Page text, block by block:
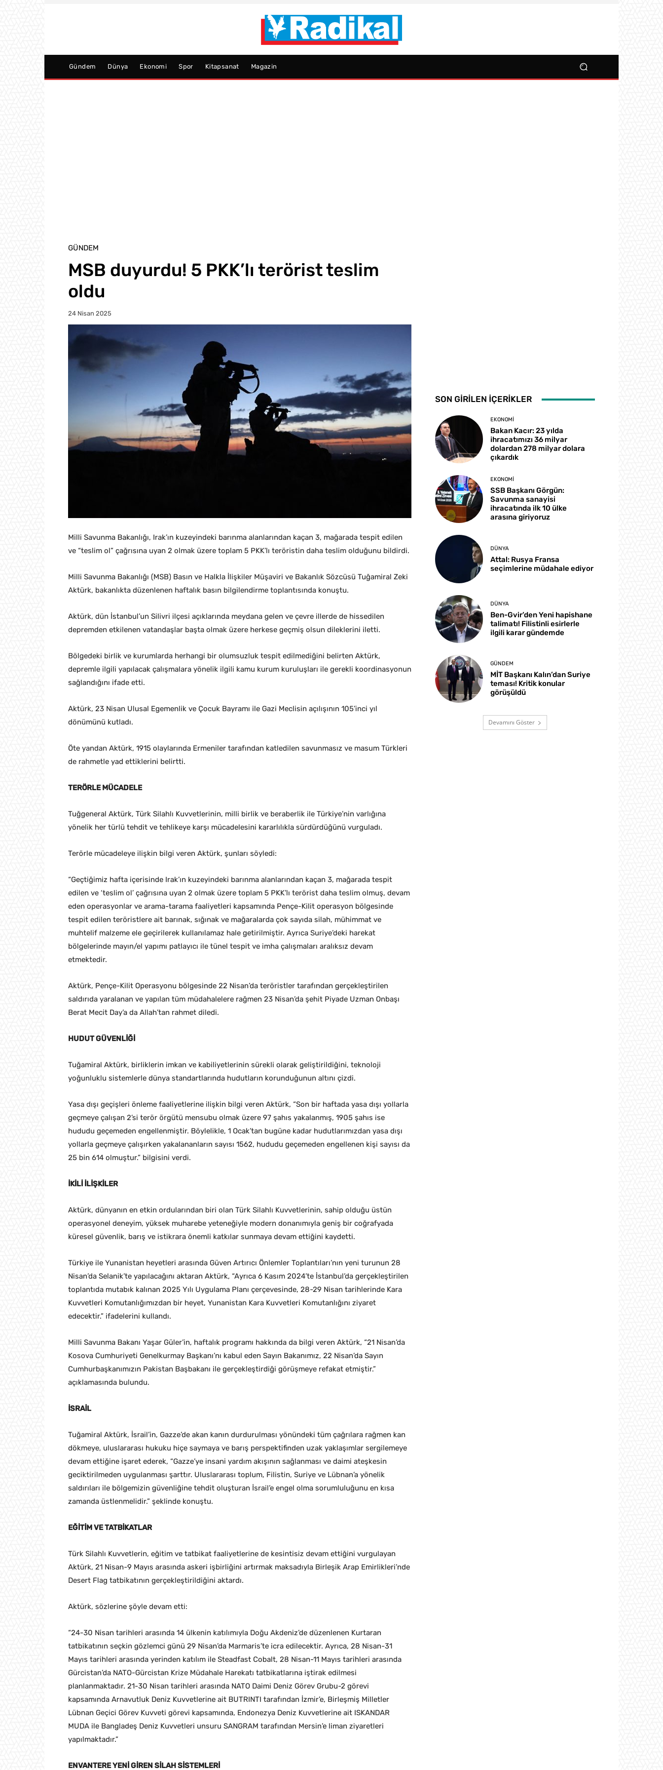
Gündem Dünya Ekonomi Spor Kitapsanat Magazin
GÜNDEM
MSB duyurdu! 5 PKK’lı terörist teslim
oldu
24 Nisan 2025
Milli Savunma Bakanlığı, Irak’ın kuzeyindeki barınma alanlarından kaçan 3, mağarada tespit edilen
ve “teslim ol” çağrısına uyan 2 olmak üzere toplam 5 PKK’lı teröristin daha teslim olduğunu bildirdi.
Milli Savunma Bakanlığı (MSB) Basın ve Halkla İlişkiler Müşaviri ve Bakanlık Sözcüsü Tuğamiral Zeki
Aktürk, bakanlıkta düzenlenen haftalık basın bilgilendirme toplantısında konuştu.
Aktürk, dün İstanbul’un Silivri ilçesi açıklarında meydana gelen ve çevre illerde de hissedilen
depremden etkilenen vatandaşlar başta olmak üzere herkese geçmiş olsun dileklerini iletti.
Bölgedeki birlik ve kurumlarda herhangi bir olumsuzluk tespit edilmediğini belirten Aktürk,
depremle ilgili yapılacak çalışmalara yönelik ilgili kamu kurum kuruluşları ile gerekli koordinasyonun
sağlandığını ifade etti.
Aktürk, 23 Nisan Ulusal Egemenlik ve Çocuk Bayramı ile Gazi Meclisin açılışının 105’inci yıl
dönümünü kutladı.
Öte yandan Aktürk, 1915 olaylarında Ermeniler tarafından katledilen savunmasız ve masum Türkleri
de rahmetle yad ettiklerini belirtti.
TERÖRLE MÜCADELE
Tuğgeneral Aktürk, Türk Silahlı Kuvvetlerinin, milli birlik ve beraberlik ile Türkiye’nin varlığına
yönelik her türlü tehdit ve tehlikeye karşı mücadelesini kararlılıkla sürdürdüğünü vurguladı.
Terörle mücadeleye ilişkin bilgi veren Aktürk, şunları söyledi:
“Geçtiğimiz hafta içerisinde Irak’ın kuzeyindeki barınma alanlarından kaçan 3, mağarada tespit
edilen ve ‘teslim ol’ çağrısına uyan 2 olmak üzere toplam 5 PKK’lı terörist daha teslim olmuş, devam
eden operasyonlar ve arama-tarama faaliyetleri kapsamında Pençe-Kilit operasyon bölgesinde
tespit edilen teröristlere ait barınak, sığınak ve mağaralarda çok sayıda silah, mühimmat ve
muhtelif malzeme ele geçirilerek kullanılamaz hale getirilmiştir. Ayrıca Suriye’deki harekat
bölgelerinde mayın/el yapımı patlayıcı ile tünel tespit ve imha çalışmaları aralıksız devam
etmektedir.
Aktürk, Pençe-Kilit Operasyonu bölgesinde 22 Nisan’da teröristler tarafından gerçekleştirilen
saldırıda yaralanan ve yapılan tüm müdahalelere rağmen 23 Nisan’da şehit Piyade Uzman Onbaşı
Berat Mecit Day’a da Allah’tan rahmet diledi.
HUDUT GÜVENLİĞİ
Tuğamiral Aktürk, birliklerin imkan ve kabiliyetlerinin sürekli olarak geliştirildiğini, teknoloji
yoğunluklu sistemlerle dünya standartlarında hudutların korunduğunun altını çizdi.
Yasa dışı geçişleri önleme faaliyetlerine ilişkin bilgi veren Aktürk, “Son bir haftada yasa dışı yollarla
geçmeye çalışan 2’si terör örgütü mensubu olmak üzere 97 şahıs yakalanmış, 1905 şahıs ise
hududu geçemeden engellenmiştir. Böylelikle, 1 Ocak’tan bugüne kadar hudutlarımızdan yasa dışı
yollarla geçmeye çalışırken yakalananların sayısı 1562, hududu geçemeden engellenen kişi sayısı da
25 bin 614 olmuştur.” bilgisini verdi.
İKİLİ İLİŞKİLER
Aktürk, dünyanın en etkin ordularından biri olan Türk Silahlı Kuvvetlerinin, sahip olduğu üstün
operasyonel deneyim, yüksek muharebe yeteneğiyle modern donanımıyla geniş bir coğrafyada
küresel güvenlik, barış ve istikrara önemli katkılar sunmaya devam ettiğini kaydetti.
Türkiye ile Yunanistan heyetleri arasında Güven Artırıcı Önlemler Toplantıları’nın yeni turunun 28
Nisan’da Selanik’te yapılacağını aktaran Aktürk, “Ayrıca 6 Kasım 2024’te İstanbul’da gerçekleştirilen
toplantıda mutabık kalınan 2025 Yılı Uygulama Planı çerçevesinde, 28-29 Nisan tarihlerinde Kara
Kuvvetleri Komutanlığımızdan bir heyet, Yunanistan Kara Kuvvetleri Komutanlığını ziyaret
edecektir.” ifadelerini kullandı.
Milli Savunma Bakanı Yaşar Güler’in, haftalık programı hakkında da bilgi veren Aktürk, “21 Nisan’da
Kosova Cumhuriyeti Genelkurmay Başkanı’nı kabul eden Sayın Bakanımız, 22 Nisan’da Sayın
Cumhurbaşkanımızın Pakistan Başbakanı ile gerçekleştirdiği görüşmeye refakat etmiştir.”
açıklamasında bulundu.
İSRAİL
Tuğamiral Aktürk, İsrail’in, Gazze’de akan kanın durdurulması yönündeki tüm çağrılara rağmen kan
dökmeye, uluslararası hukuku hiçe saymaya ve barış perspektifinden uzak yaklaşımlar sergilemeye
devam ettiğine işaret ederek, “Gazze’ye insani yardım akışının sağlanması ve daimi ateşkesin
geciktirilmeden uygulanması şarttır. Uluslararası toplum, Filistin, Suriye ve Lübnan’a yönelik
saldırıları ile bölgemizin güvenliğine tehdit oluşturan İsrail’e engel olma sorumluluğunu en kısa
zamanda üstlenmelidir.” şeklinde konuştu.
EĞİTİM VE TATBİKATLAR
Türk Silahlı Kuvvetlerin, eğitim ve tatbikat faaliyetlerine de kesintisiz devam ettiğini vurgulayan
Aktürk, 21 Nisan-9 Mayıs arasında askeri işbirliğini artırmak maksadıyla Birleşik Arap Emirlikleri’nde
Desert Flag tatbikatının gerçekleştirildiğini aktardı.
Aktürk, sözlerine şöyle devam etti:
“24-30 Nisan tarihleri arasında 14 ülkenin katılımıyla Doğu Akdeniz’de düzenlenen Kurtaran
tatbikatının seçkin gözlemci günü 29 Nisan’da Marmaris’te icra edilecektir. Ayrıca, 28 Nisan-31
Mayıs tarihleri arasında yerinden katılım ile Steadfast Cobalt, 28 Nisan-11 Mayıs tarihleri arasında
Gürcistan’da NATO-Gürcistan Krize Müdahale Harekatı tatbikatlarına iştirak edilmesi
planlanmaktadır. 21-30 Nisan tarihleri arasında NATO Daimi Deniz Görev Grubu-2 görevi
kapsamında Arnavutluk Deniz Kuvvetlerine ait BUTRINTI tarafından İzmir’e, Birleşmiş Milletler
Lübnan Geçici Görev Kuvveti görevi kapsamında, Endonezya Deniz Kuvvetlerine ait ISKANDAR
MUDA ile Bangladeş Deniz Kuvvetleri unsuru SANGRAM tarafından Mersin’e liman ziyaretleri
yapılmaktadır.”
ENVANTERE YENİ GİREN SİLAH SİSTEMLERİ
SON GİRİLEN İÇERİKLER
EKONOMI
Bakan Kacır: 23 yılda
ihracatımızı 36 milyar
dolardan 278 milyar dolara
çıkardık
EKONOMI
SSB Başkanı Görgün:
Savunma sanayisi
ihracatında ilk 10 ülke
arasına giriyoruz
DÜNYA
Attal: Rusya Fransa
seçimlerine müdahale ediyor
DÜNYA
Ben-Gvir’den Yeni hapishane
talimatı! Filistinli esirlerle
ilgili karar gündemde
GÜNDEM
MİT Başkanı Kalın’dan Suriye
teması! Kritik konular
görüşüldü
Devamını Göster